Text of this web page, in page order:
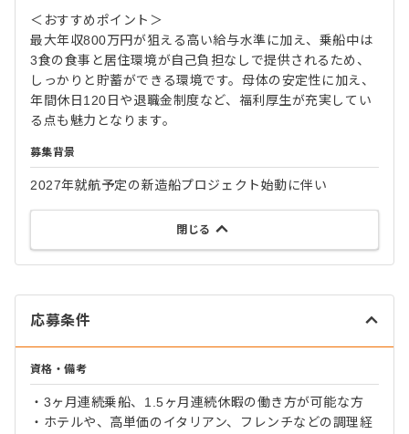
＜おすすめポイント＞
最大年収800万円が狙える高い給与水準に加え、乗船中は
3食の食事と居住環境が自己負担なしで提供されるため、
しっかりと貯蓄ができる環境です。母体の安定性に加え、
年間休日120日や退職金制度など、福利厚生が充実してい
る点も魅力となります。
募集背景
2027年就航予定の新造船プロジェクト始動に伴い
閉じる
応募条件
資格・備考
・3ヶ月連続乗船、1.5ヶ月連続休暇の働き方が可能な方
・ホテルや、高単価のイタリアン、フレンチなどの調理経